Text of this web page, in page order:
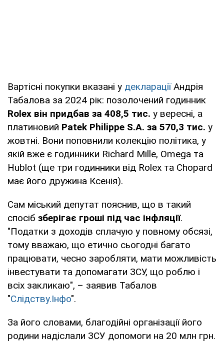
Вартісні покупки вказані у деклараціїАндрія
Табалова за 2024 рік: позолочений годинник
Rolex він придбав за 408,5 тис. у вересні, а
платиновий Patek Philippe S.A. за 570,3 тис. у
жовтні. Вони поповнили колекцію політика, у
якій вже є годинники Richard Mille, Omega та
Hublot (ще три годинники від Rolex та Chopard
має його дружина Ксенія).
Сам міський депутат пояснив, що в такий
спосіб зберігає гроші під час інфляції.
"Податки з доходів сплачую у повному обсязі,
тому вважаю, що етично сьогодні багато
працювати, чесно заробляти, мати можливість
інвестувати та допомагати ЗСУ, що роблю і
всіх закликаю", – заявив Табалов
"Слідству.Інфо".
За його словами, благодійні організації його
родини надіслали ЗСУ допомоги на 20 млн грн.